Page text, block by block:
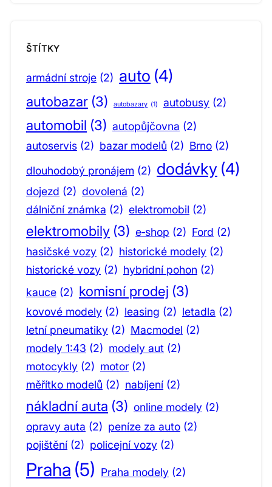
ŠTÍTKY
armádní stroje (2) auto (4)
autobazar (3) autobazary (1) autobusy (2)
automobil (3) autopůjčovna (2)
autoservis (2) bazar modelů (2) Brno (2)
dlouhodobý pronájem (2) dodávky (4)
dojezd (2) dovolená (2)
dálniční známka (2) elektromobil (2)
elektromobily (3) e‑shop (2) Ford (2)
hasičské vozy (2) historické modely (2)
historické vozy (2) hybridní pohon (2)
kauce (2) komisní prodej (3)
kovové modely (2) leasing (2) letadla (2)
letní pneumatiky (2) Macmodel (2)
modely 1:43 (2) modely aut (2)
motocykly (2) motor (2)
měřítko modelů (2) nabíjení (2)
nákladní auta (3) online modely (2)
opravy auta (2) peníze za auto (2)
pojištění (2) policejní vozy (2)
Praha (5) Praha modely (2)